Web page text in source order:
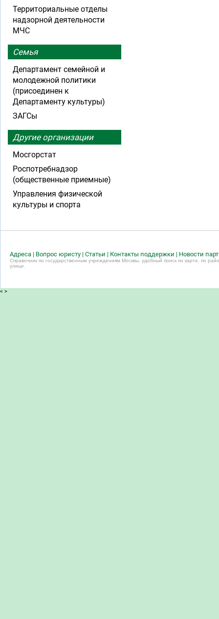
Территориальные отделы
надзорной деятельности
МЧС
Семья
Департамент семейной и
молодежной политики
(присоединен к
Департаменту культуры)
ЗАГСы
Другие организации
Мосгорстат
Роспотребнадзор
(общественные приемные)
Управления физической
культуры и спорта
Адреса | Вопрос юристу | Статьи | Контакты поддержки | Новости
Справочник по государственным учреждениям Москвы, удобный поиск по карте, по
улице.
< >